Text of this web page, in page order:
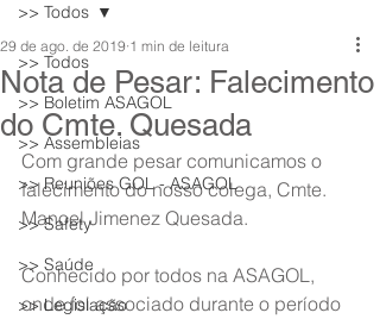
>> Todos
>> Boletim ASAGOL
>> Assembleias
>> Reuniões GOL - ASAGOL
>> Safety
>> Saúde
>> Legislação
>> Todos
Nota de Pesar: Falecimento
do Cmte. Quesada
29 de ago. de 2019 1 min de leitura
Com grande pesar comunicamos o
falecimento do nosso colega, Cmte.
Manoel Jimenez Quesada.
Conhecido por todos na ASAGOL,
onde foi associado durante o período